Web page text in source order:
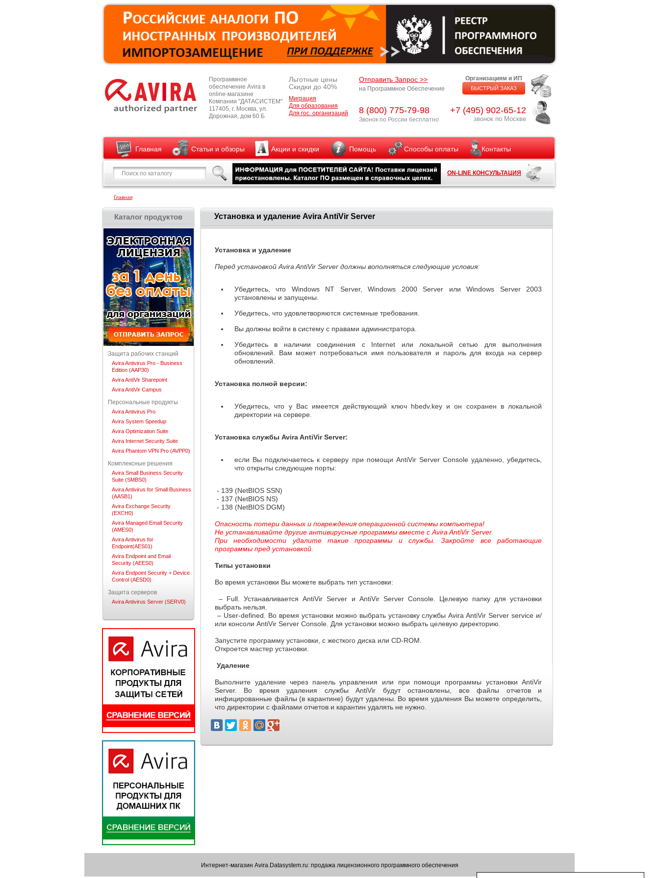
Программное
обеспечение Avira в
online-магазине
Компании "ДАТАСИСТЕМ"
117405, г. Москва, ул.
Дорожная, дом 60 Б
Льготные цены
Скидки до 40%
Миграция
Для образования
Для гос. организаций
Отправить Запрос >>
на Программное Обеспечение
8 (800) 775-79-98
Звонок по России бесплатно
Организациям и ИП
БЫСТРЫЙ ЗАКАЗ
+7 (495) 902-65-12
звонок по Москве
Главная Статьи и обзоры Акции и скидки Помощь Способы оплаты Контакты
ON-LINE КОНСУЛЬТАЦИЯ
Главная
Каталог продуктов
Защита рабочих станций
Avira Antivirus Pro - Business
Edition (AAP30)
Avira AntiVir Sharepoint
Avira AntiVir Campus
Персональные продукты
Avira Antivirus Pro
Avira System Speedup
Avira Optimization Suite
Avira Internet Security Suite
Avira Phantom VPN Pro (AVPP0)
Комплексные решения
Avira Small Business Security
Suite (SMBS0)
Avira Antivirus for Small Business
(AASB1)
Avira Exchange Security
(EXCH0)
Avira Managed Email Security
(AMES0)
Avira Antivirus for
Endpoint(AES01)
Avira Endpoint and Email
Security (AEES0)
Avira Endpoint Security + Device
Control (AESD0)
Защита серверов
Avira Antivirus Server (SERV0)
Установка и удаление Avira AntiVir Server
Установка и удаление
Перед установкой Avira AntiVir Server должны вополняться следующие условия:
Убедитесь, что Windows NT Server, Windows 2000 Server или Windows Server 2003
установлены и запущены.
Убедитесь, что удовлетворяются системные требования.
Вы должны войти в систему с правами администратора.
Убедитесь в наличии соединения с Internet или локальной сетью для выполнения
обновлений. Вам может потребоваться имя пользователя и пароль для входа на сервер
обновлений.
Установка полной версии:
Убедитесь, что у Вас имеется действующий ключ hbedv.key и он сохранен в локальной
директории на сервере.
Установка службы Avira AntiVir Server:
если Вы подключаетесь к серверу при помощи AntiVir Server Console удаленно, убедитесь,
что открыты следующие порты:
- 139 (NetBIOS SSN)
- 137 (NetBIOS NS)
- 138 (NetBIOS DGM)
Опасность потери данных и повреждения операционной системы компьютера!
Не устанавливайте другие антивирусные программы вместе с Avira AntiVir Server.
При необходимости удалите такие программы и службы. Закройте все работающие
программы пред установкой.
Типы установки
Во время установки Вы можете выбрать тип установки:
– Full. Устанавливается AntiVir Server и AntiVir Server Console. Целевую папку для установки
выбрать нельзя.
– User-defined. Во время установки можно выбрать установку службы Avira AntiVir Server service и/
или консоли AntiVir Server Console. Для установки можно выбрать целевую директорию.
Запустите программу установки, с жесткого диска или CD-ROM.
Откроется мастер установки.
Удаление
Выполните удаление через панель управления или при помощи программы установки AntiVir
Server. Во время удаления службы AntiVir будут остановлены, все файлы отчетов и
инфицированные файлы (в карантине) будут удалены. Во время удаления Вы можете определить,
что директории с файлами отчетов и карантин удалять не нужно.
Интернет-магазин Avira.Datasystem.ru: продажа лицензионного программного обеспечения